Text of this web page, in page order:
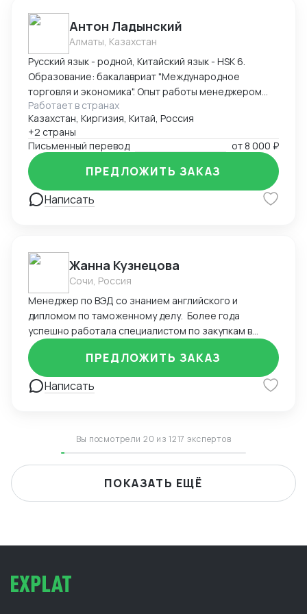
Антон Ладынский
Алматы, Казахстан
Русский язык - родной, Китайский язык - HSK 6.
Образование: бакалавриат "Международное
торговля и экономика". Опыт работы менеджером
ВЭД - более 3 лет. Опыт работы экспорт с Китая в
Казахстан основного и вспомогательного
оборудования для металлургии, энергетики, нефте-
газовой отрасли и прочего. Также экспорт с
Казахстана в Китай сырьевых продукций, продуктов
цветной металлургии и прочее.
Работает в странах
Казахстан, Киргизия, Китай, Россия
+2 страны
Письменный перевод
от 8 000 ₽
Написать
ПРЕДЛОЖИТЬ ЗАКАЗ
Жанна Кузнецова
Сочи, Россия
Менеджер по ВЭД со знанием английского и
дипломом по таможенному делу. Более года
успешно работала специалистом по закупкам в
удаленном режиме, осуществляя сделки с
поставщиками из Китая и Европы. Уверенно владею
английским языком и Excel, что позволяет
эффективно управлять сделками. Управляла
деловую переписку на иностранном языке и
успешно согласовывала поставки для клиентов.
Оптимизировала процессы взаимодействия с
иностранными партнерами, сократив время
Написать
ПРЕДЛОЖИТЬ ЗАКАЗ
Вы посмотрели 20 из 1217 экспертов
ПОКАЗАТЬ ЕЩЁ